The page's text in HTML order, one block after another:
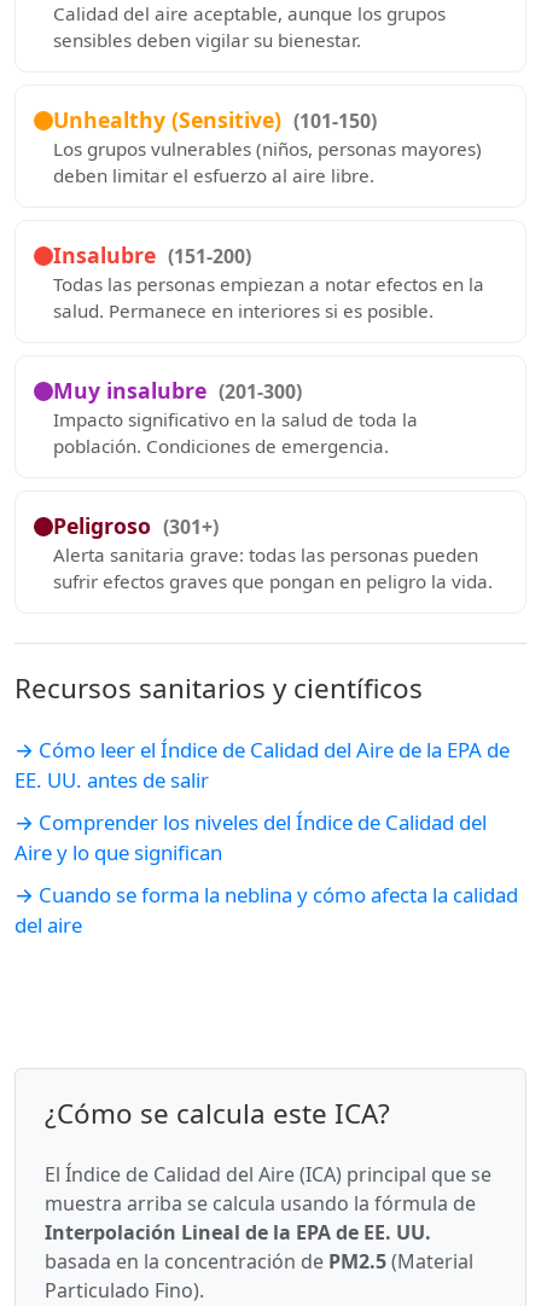
Calidad del aire aceptable, aunque los grupos
sensibles deben vigilar su bienestar.
Unhealthy (Sensitive) (101-150)
Los grupos vulnerables (niños, personas mayores)
deben limitar el esfuerzo al aire libre.
Insalubre (151-200)
Todas las personas empiezan a notar efectos en la
salud. Permanece en interiores si es posible.
Muy insalubre (201-300)
Impacto significativo en la salud de toda la
población. Condiciones de emergencia.
Peligroso (301+)
Alerta sanitaria grave: todas las personas pueden
sufrir efectos graves que pongan en peligro la vida.
Recursos sanitarios y científicos
→ Cómo leer el Índice de Calidad del Aire de la EPA de
EE. UU. antes de salir
→ Comprender los niveles del Índice de Calidad del
Aire y lo que significan
→ Cuando se forma la neblina y cómo afecta la calidad
del aire
¿Cómo se calcula este ICA?
El Índice de Calidad del Aire (ICA) principal que se
muestra arriba se calcula usando la fórmula de
Interpolación Lineal de la EPA de EE. UU.
basada en la concentración de PM2.5(Material
Particulado Fino).